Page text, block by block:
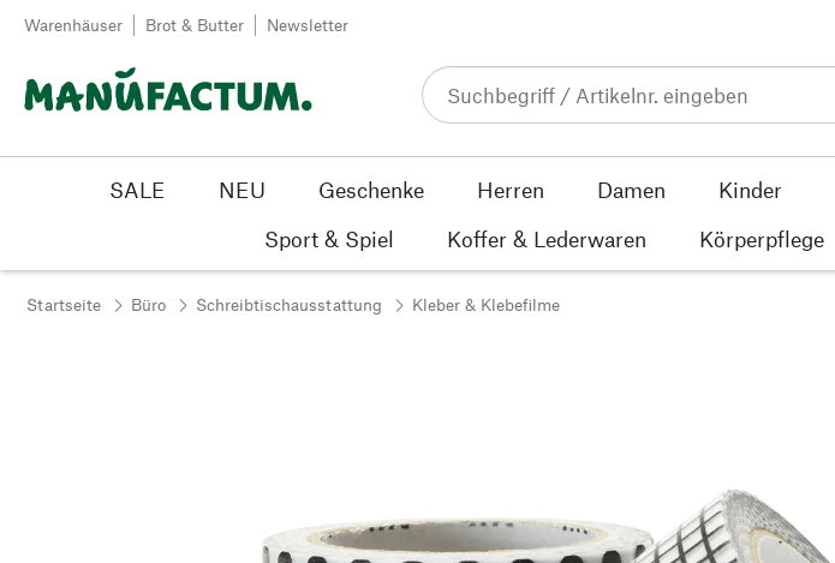
Zum Inhalt springen
Warenhäuser Brot & Butter Newsletter
SALE NEU Geschenke Herren Damen Kinder
Sport & Spiel
Koffer & Lederwaren Körperpflege
Startseite Büro Schreibtischausstattung Kleber & Klebefilme